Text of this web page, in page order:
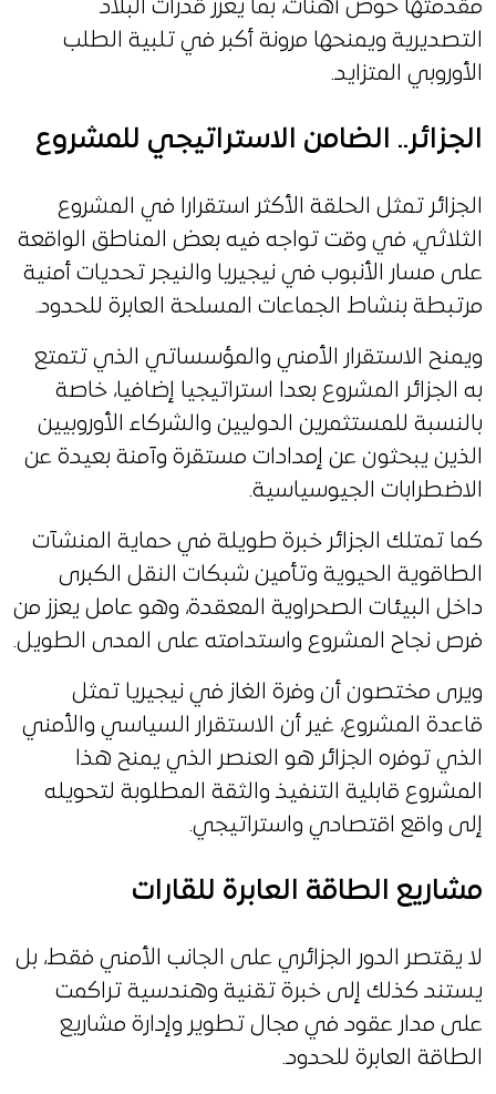
مقدمتها حوض أهنات، بما يعزز قدرات البلاد
التصديرية ويمنحها مرونة أكبر في تلبية الطلب
الأوروبي المتزايد.
الجزائر.. الضامن الاستراتيجي للمشروع
الجزائر تمثل الحلقة الأكثر استقرارا في المشروع
الثلاثي، في وقت تواجه فيه بعض المناطق الواقعة
على مسار الأنبوب في نيجيريا والنيجر تحديات أمنية
مرتبطة بنشاط الجماعات المسلحة العابرة للحدود.
ويمنح الاستقرار الأمني والمؤسساتي الذي تتمتع
به الجزائر المشروع بعدا استراتيجيا إضافيا، خاصة
بالنسبة للمستثمرين الدوليين والشركاء الأوروبيين
الذين يبحثون عن إمدادات مستقرة وآمنة بعيدة عن
الاضطرابات الجيوسياسية.
كما تمتلك الجزائر خبرة طويلة في حماية المنشآت
الطاقوية الحيوية وتأمين شبكات النقل الكبرى
داخل البيئات الصحراوية المعقدة، وهو عامل يعزز من
فرص نجاح المشروع واستدامته على المدى الطويل.
ويرى مختصون أن وفرة الغاز في نيجيريا تمثل
قاعدة المشروع، غير أن الاستقرار السياسي والأمني
الذي توفره الجزائر هو العنصر الذي يمنح هذا
المشروع قابلية التنفيذ والثقة المطلوبة لتحويله
إلى واقع اقتصادي واستراتيجي.
مشاريع الطاقة العابرة للقارات
لا يقتصر الدور الجزائري على الجانب الأمني فقط، بل
يستند كذلك إلى خبرة تقنية وهندسية تراكمت
على مدار عقود في مجال تطوير وإدارة مشاريع
الطاقة العابرة للحدود.